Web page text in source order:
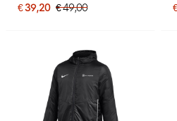
€ 39,20 € 49,00